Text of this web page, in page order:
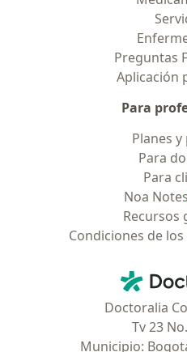
Preguntas
Aplicación
Para
Planes
Para
Para
Noa Notes
Recursos
Condiciones de
Doctoralia
Tv 23
Municipio: